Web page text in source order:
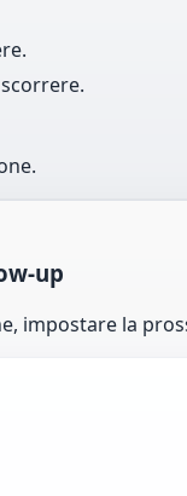
up
impostare la